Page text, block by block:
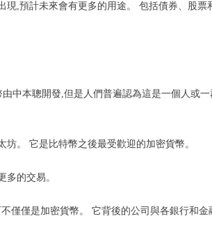
現,預計未來會有更多的用途。 包括債券、股票
中本聰開發,但是人們普遍認為這是一個人或一
。 它是比特幣之後最受歡迎的加密貨幣。
的交易。
僅僅是加密貨幣。 它背後的公司與各銀行和金